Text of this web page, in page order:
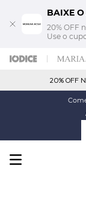
BAIXE
20% OFF
Use o
20% OFF